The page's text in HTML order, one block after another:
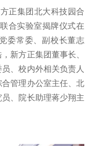
正集团北大科技园合
合实验室揭牌仪式在
委常委、副校长董志
新方正集团董事长、
、校内外相关负责人
管理办公室主任、北
、院长助理蒋少翔主